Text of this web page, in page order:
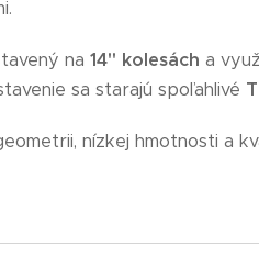
na 14" kolesách a
sa starajú spoľahlivé
nízkej hmotnosti a